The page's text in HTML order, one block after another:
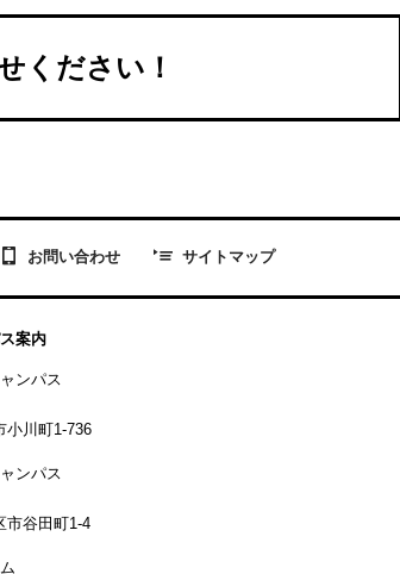
ください！
お問い合わせ
サイトマップ
案内
ンパス
小川町1-736
ンパス
市谷田町1-4